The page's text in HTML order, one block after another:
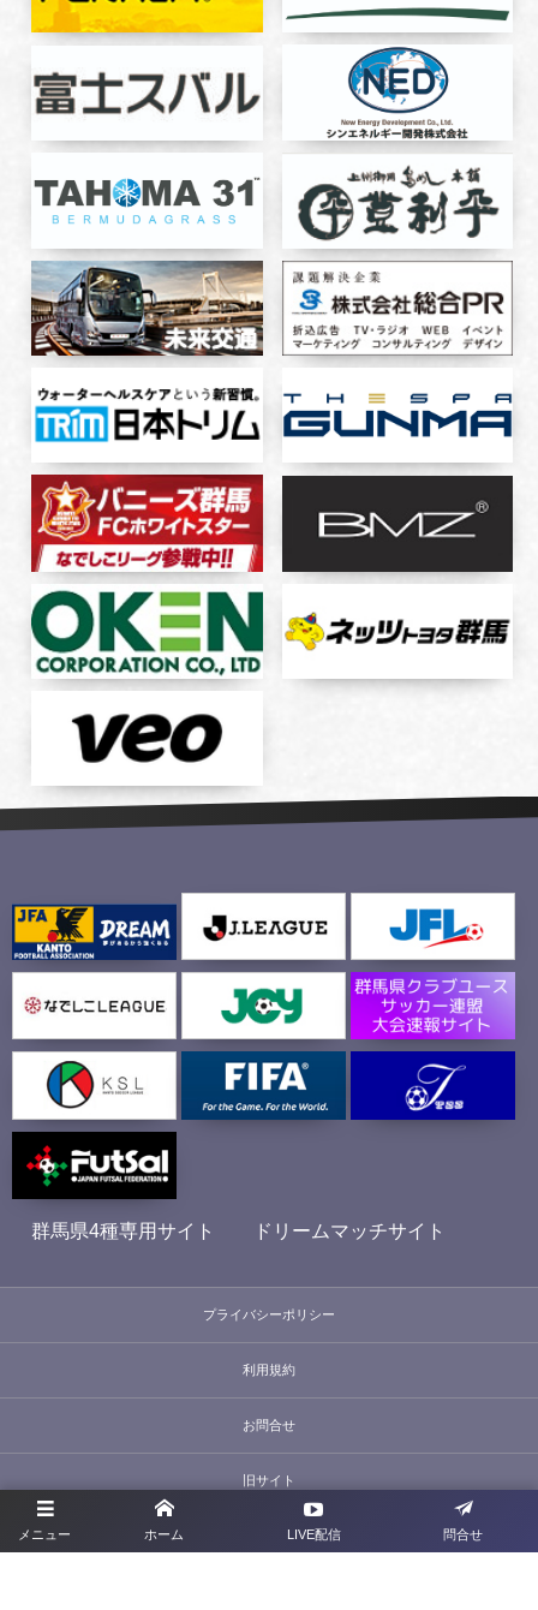
メニュー ホーム LIVE配信 問合せ
群馬県4種専用サイト ドリームマッチサイト
プライバシーポリシー
利用規約
お問合せ
旧サイト